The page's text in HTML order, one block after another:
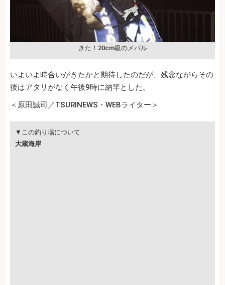
きた！20cm級のメバル
いよいよ時合いがきたかと期待したのだが、残念ながらその
後はアタリがなく午後9時に納竿とした。
＜原田誠司／TSURINEWS・WEBライター＞
▼この釣り場について
大蔵海岸